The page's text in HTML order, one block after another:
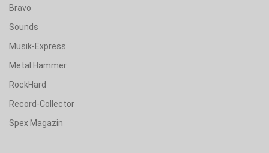
Bravo
Sounds
Musik-Express
Metal Hammer
RockHard
Record-Collector
Spex Magazin